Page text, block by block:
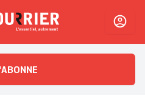
L'essentiel, autrement